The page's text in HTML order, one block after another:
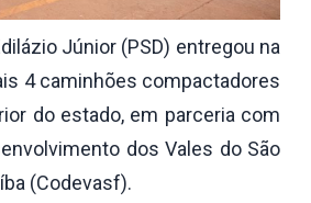
Júnior (PSD) entregou na
4 caminhões compactadores
do estado, em parceria com
dos Vales do São
(Codevasf).